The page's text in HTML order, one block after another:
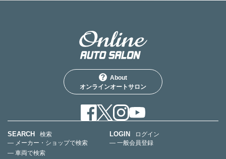
About
オンラインオートサロン
SEARCH
検索
— メーカー・ショップで検索
— 車両で検索
LOGIN
ログイン
— 一般会員登録